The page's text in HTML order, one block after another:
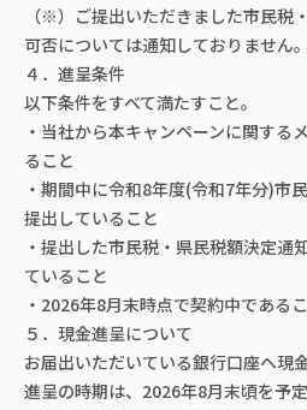
（※）ご提出いただきました市民税
可否については通知しておりません。
４．進呈条件
以下条件をすべて満たすこと。
・当社から本キャンペーンに関する
ること
・期間中に令和8年度(令和7年分)市
提出していること
・提出した市民税・県民税額決定通
ていること
・2026年8月末時点で契約中である
５．現金進呈について
お届出いただいている銀行口座へ現
進呈の時期は、2026年8月末頃を予定